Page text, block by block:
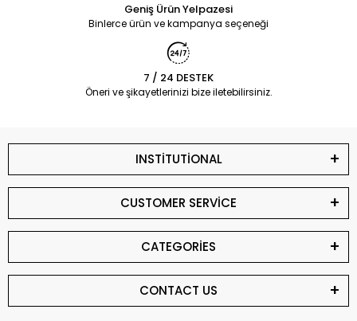
Geniş Ürün Yelpazesi
Binlerce ürün ve kampanya seçeneği
7 / 24 DESTEK
Öneri ve şikayetlerinizi bize iletebilirsiniz.
INSTİTUTİONAL
CUSTOMER SERVİCE
CATEGORİES
CONTACT US